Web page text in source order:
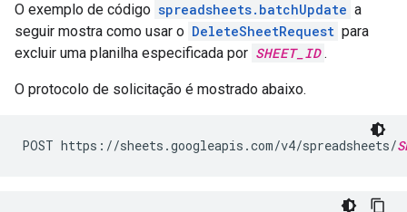
O exemplo de código spreadsheets.batchUpdate a
seguir mostra como usar o DeleteSheetRequest para
excluir uma planilha especificada por SHEET_ID .
O protocolo de solicitação é mostrado abaixo.
POST https://sheets.googleapis.com/v4/spreadsheets/